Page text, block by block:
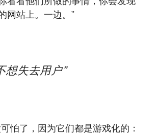
网站上。一边。”
想失去用户”
怕了，因为它们都是游戏化的：